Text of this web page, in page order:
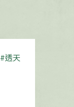
#透天